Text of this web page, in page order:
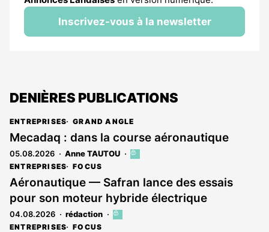
Inscrivez-vous à la newsletter
DENIÈRES PUBLICATIONS
ENTREPRISES GRAND ANGLE
Mecadaq : dans la course aéronautique
05.08.2026 Anne TAUTOU
Cet
réservé
aux
ENTREPRISES FOCUS
Aéronautique — Safran lance des essais
pour son moteur hybride électrique
04.08.2026 rédaction
Cet
ENTREPRISES FOCUS